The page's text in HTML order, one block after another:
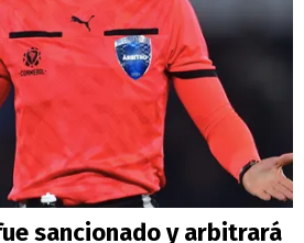
sancionado y arbitrará